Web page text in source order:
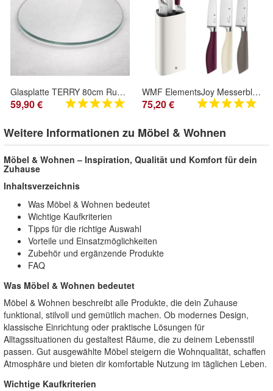
Glasplatte TERRY 80cm Rund 8mm Gehärtetes Glas Scheibe Kaminplatte Bodenplatte
59,90 €
WMF ElementsJoy Messerblock mit Messerset 4-teilig, 3 Messer, Block aus Kunststo
75,20 €
Weitere Informationen zu Möbel & Wohnen
Möbel & Wohnen – Inspiration, Qualität und Komfort für dein
Zuhause
Inhaltsverzeichnis
Was Möbel & Wohnen bedeutet
Wichtige Kaufkriterien
Tipps für die richtige Auswahl
Vorteile und Einsatzmöglichkeiten
Zubehör und ergänzende Produkte
FAQ
Was Möbel & Wohnen bedeutet
Möbel & Wohnen beschreibt alle Produkte, die dein Zuhause
funktional, stilvoll und gemütlich machen. Ob modernes Design,
klassische Einrichtung oder praktische Lösungen für
Alltagssituationen du gestaltest Räume, die zu deinem Lebensstil
passen. Gut ausgewählte Möbel steigern die Wohnqualität, schaffen
Atmosphäre und bieten dir komfortable Nutzung im täglichen Leben.
Wichtige Kaufkriterien